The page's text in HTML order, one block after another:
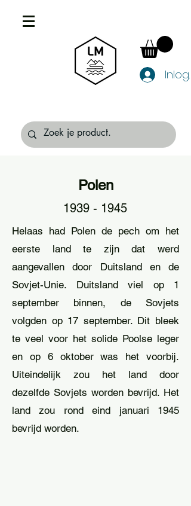
Polen
1939 - 1945
Helaas had Polen de pech om het
eerste land te zijn dat werd
aangevallen door Duitsland en de
Sovjet-Unie. Duitsland viel op 1
september binnen, de Sovjets
volgden op 17 september. Dit bleek
te veel voor het solide Poolse leger
en op 6 oktober was het voorbij.
Uiteindelijk zou het land door
dezelfde Sovjets worden bevrijd. Het
land zou rond eind januari 1945
bevrijd worden.